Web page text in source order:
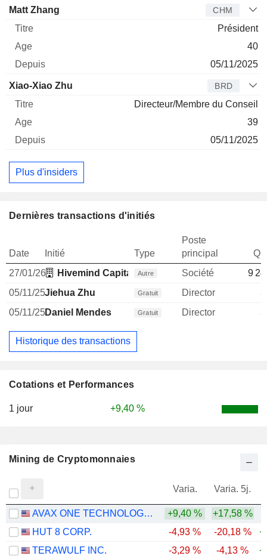
Cotations et Performances
1 jour +9,40 %
Matt Zhang CHM
Président
40
05/11/2025
Xiao-Xiao Zhu BRD
Directeur/Membre du Conseil
39
05/11/2025
Plus d'insiders
Dernières transactions d'initiés
Date Initié Type
Poste
principal
27/01/26
Hivemind Capital LLC
Autre Société
9
05/11/25Jiehua Zhu Gratuit Director
05/11/25Daniel Mendes Gratuit Director
Historique des transactions
Mining de Cryptomonnaies
Varia. Varia. 5j.
AVAX ONE TECHNOLOGY LTD. +9,40 %
+17,58 %
HUT 8 CORP.
-4,93 % -20,18 %
TERAWULF INC.
-3,29 % -4,13 %